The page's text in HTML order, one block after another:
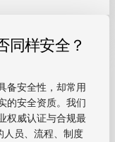
同样安全？
备安全性，却常用
的安全资质。我们
权威认证与合规最
员、流程、制度